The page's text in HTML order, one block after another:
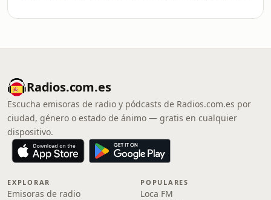
Radios.com.es
Escucha emisoras de radio y pódcasts de Radios.com.es por
ciudad, género o estado de ánimo — gratis en cualquier
dispositivo.
EXPLORAR
Emisoras de radio
POPULARES
Loca FM